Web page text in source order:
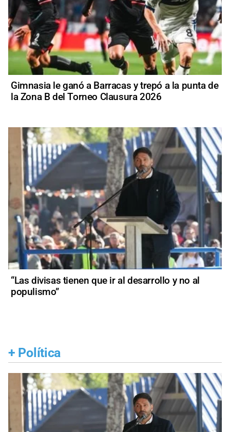
Gimnasia le ganó a Barracas y trepó a la punta de
la Zona B del Torneo Clausura 2026
“Las divisas tienen que ir al desarrollo y no al
populismo”
+ Política